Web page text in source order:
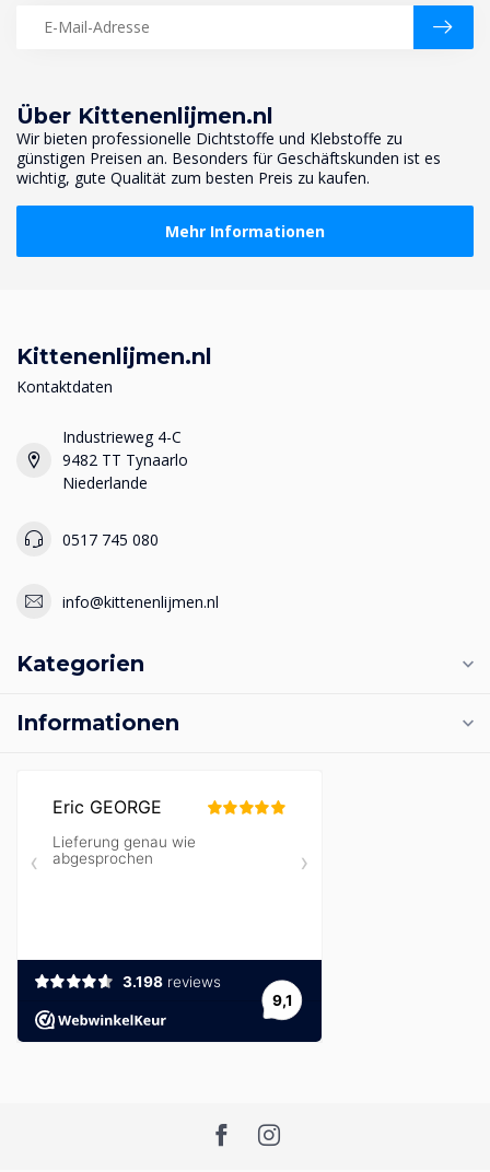
Über Kittenenlijmen.nl
Wir bieten professionelle Dichtstoffe und Klebstoffe zu
günstigen Preisen an. Besonders für Geschäftskunden ist es
wichtig, gute Qualität zum besten Preis zu kaufen.
Mehr Informationen
Kittenenlijmen.nl
Kontaktdaten
Industrieweg 4-C
9482 TT Tynaarlo
Niederlande
0517 745 080
info@kittenenlijmen.nl
Kategorien
Informationen